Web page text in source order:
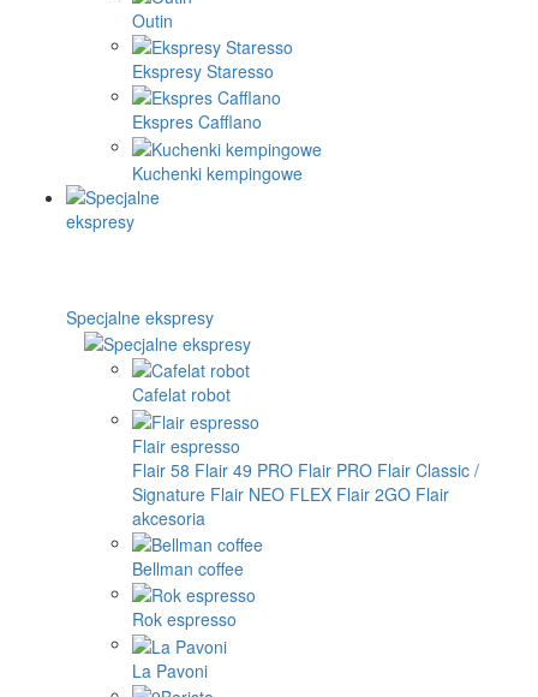
Outin
Ekspresy Staresso
Ekspres Cafflano
Kuchenki kempingowe
Specjalne ekspresy
Cafelat robot
Flair espresso
Flair 58 Flair 49 PRO Flair PRO Flair Classic /
Signature Flair NEO FLEX Flair 2GO Flair
akcesoria
Bellman coffee
Rok espresso
La Pavoni